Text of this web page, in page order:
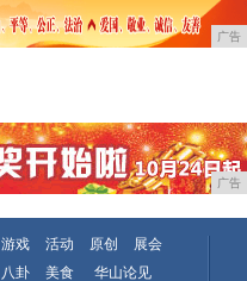
广告
广告
游戏 活动 原创
展会
八卦 美食 华山论见